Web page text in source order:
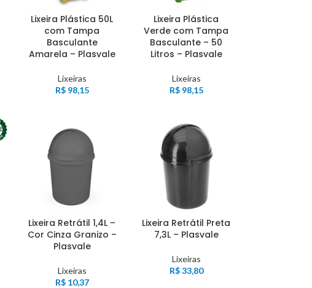
Lixeira Plástica 50L
com Tampa
Basculante
Amarela – Plasvale
Lixeiras
R$98,15
Lixeira Plástica
Verde com Tampa
Basculante – 50
Litros – Plasvale
Lixeiras
R$98,15
Lixeira Retrátil 1,4L –
Cor Cinza Granizo –
Plasvale
Lixeiras
R$10,37
Lixeira Retrátil Preta
7,3L – Plasvale
Lixeiras
R$33,80